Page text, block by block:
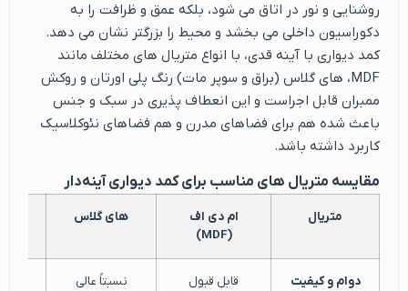
روشنایی و نور در اتاق می شود، بلکه عمق و ظرافت را به
دکوراسیون داخلی می بخشد و محیط را بزرگتر نشان می دهد.
کمد دیواری با آینه قدی، با انواع متریال های مختلف مانند
MDF، های گلاس (براق و سوپر مات) رنگ پلی اورتان و روکش
ممبران قابل اجراست و این انعطاف پذیری در سبک و جنس
باعث شده هم برای فضاهای مدرن و هم فضاهای نئوکلاسیک
کاربرد داشته باشد.
مقایسه متریال‌ های مناسب برای کمد دیواری آینه‌دار
متریال
ام دی اف
(MDF)
های گلاس
دوام و کیفیت قابل قبول نسبتاً عالی